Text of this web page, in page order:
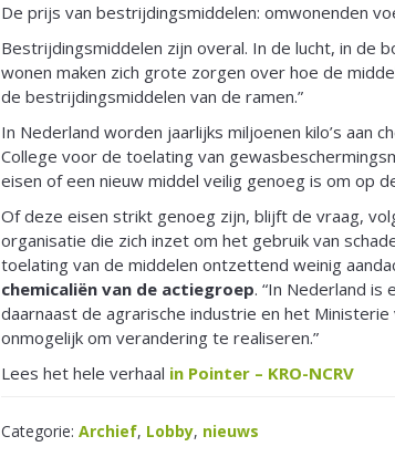
De prijs van bestrijdingsmiddelen: omwonenden
Bestrijdingsmiddelen zijn overal. In de lucht, in de
wonen maken zich grote zorgen over hoe de
de bestrijdingsmiddelen van de ramen.”
In Nederland worden jaarlijks miljoenen kilo’s
College voor de toelating van
eisen of een nieuw middel veilig genoeg is om op
Of deze eisen strikt genoeg zijn, blijft de vraag,
organisatie die zich inzet om het gebruik van
toelating van de middelen ontzettend weinig
chemicaliën van de actiegroep. “In Nederland is
daarnaast de agrarische industrie en het
onmogelijk om verandering te realiseren.”
Lees het hele verhaal in Pointer – KRO-NCRV
Categorie: Archief, Lobby, nieuws